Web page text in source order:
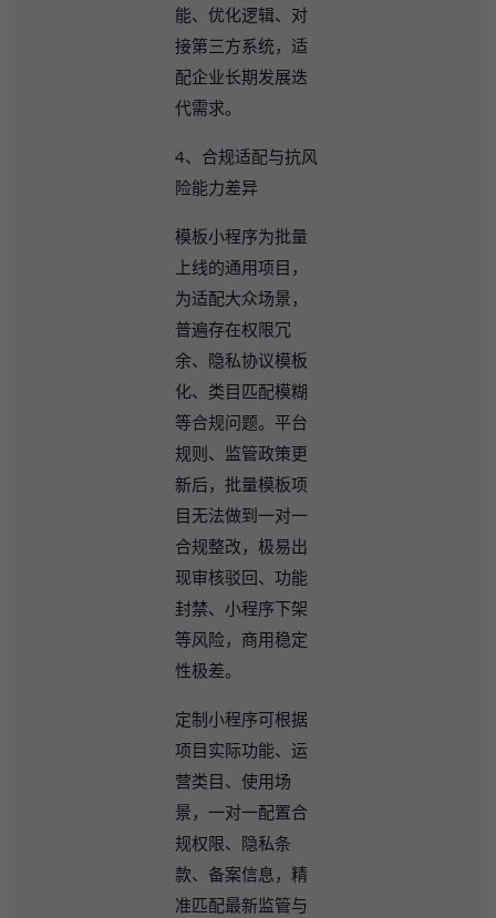
能、优化逻辑、对
接第三方系统，适
配企业长期发展迭
代需求。
4、合规适配与抗风
险能力差异
模板小程序为批量
上线的通用项目，
为适配大众场景，
普遍存在权限冗
余、隐私协议模板
化、类目匹配模糊
等合规问题。平台
规则、监管政策更
新后，批量模板项
目无法做到一对一
合规整改，极易出
现审核驳回、功能
封禁、小程序下架
等风险，商用稳定
性极差。
定制小程序可根据
项目实际功能、运
营类目、使用场
景，一对一配置合
规权限、隐私条
款、备案信息，精
准匹配最新监管与